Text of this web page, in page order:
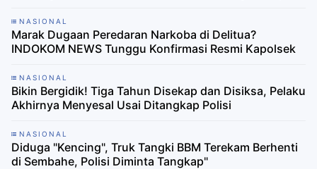
NASIONAL
Marak Dugaan Peredaran Narkoba di Delitua?
INDOKOM NEWS Tunggu Konfirmasi Resmi Kapolsek
NASIONAL
Bikin Bergidik! Tiga Tahun Disekap dan Disiksa, Pelaku
Akhirnya Menyesal Usai Ditangkap Polisi
NASIONAL
Diduga "Kencing", Truk Tangki BBM Terekam Berhenti
di Sembahe, Polisi Diminta Tangkap"